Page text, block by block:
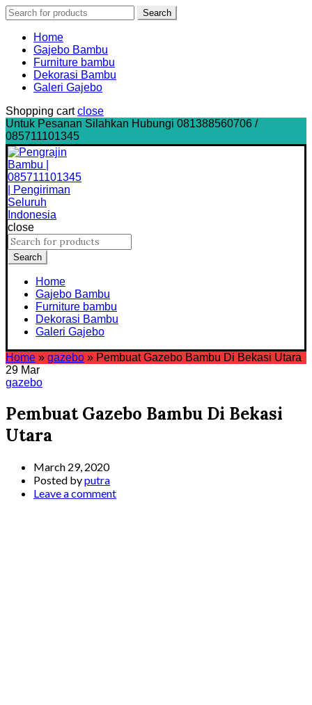
Search
for:
Search
Home
Gajebo Bambu
Furniture bambu
Dekorasi Bambu
Galeri Gajebo
Shopping cart close
Untuk Pesanan Silahkan Hubungi 081388560706 /
085711101345
close
Search
for:
Search
Home
Gajebo Bambu
Furniture bambu
Dekorasi Bambu
Galeri Gajebo
Home » gazebo » Pembuat Gazebo Bambu Di Bekasi Utara
29 Mar
gazebo
Pembuat Gazebo Bambu Di Bekasi
Utara
March 29, 2020
Posted byputra
Leave a comment